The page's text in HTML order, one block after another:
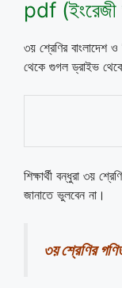
pdf (ইংরেজী
৩য় শ্রেণির বাংলাদেশ
থেকে গুগল ড্রাইভ
শিক্ষার্থী বন্ধুরা ৩য়
জানাতে ভুলবেন না।
৩য় শ্রেণির